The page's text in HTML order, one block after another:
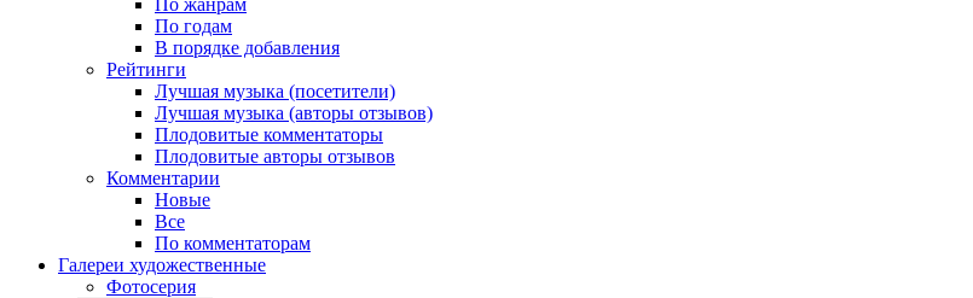
По годам
В порядке добавления
Рейтинги
Лучшая музыка (посетители)
Лучшая музыка (авторы отзывов)
Плодовитые комментаторы
Плодовитые авторы отзывов
Комментарии
Новые
Все
По комментаторам
Галереи художественные
Фотосерия